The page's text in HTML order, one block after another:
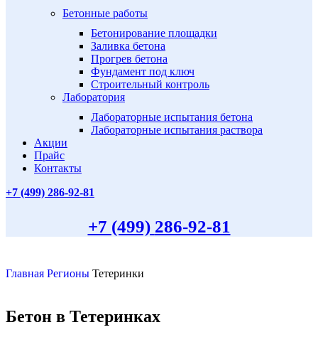
Бетонные работы
Бетонирование площадки
Заливка бетона
Прогрев бетона
Фундамент под ключ
Строительный контроль
Лаборатория
Лабораторные испытания бетона
Лабораторные испытания раствора
Акции
Прайс
Контакты
+7 (499) 286-92-81
+7 (499) 286-92-81
Главная Регионы Тетеринки
Бетон в Тетеринках